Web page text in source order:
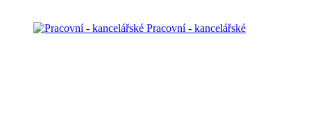
Pracovní - kancelářské